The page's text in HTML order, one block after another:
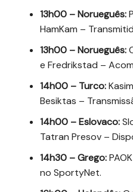
13h00 – Norueguês:
HamKam –
13h00 – Norueguês:
e Fredrikstad –
14h00 – Turco:
Besiktas –
14h00 – Eslovaco:
Tatran Presov –
14h30 – Grego:
no SportyNet.